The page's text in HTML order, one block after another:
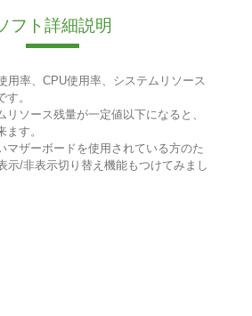
フト詳細説明
用率、CPU使用率、システムリソース
。
リソース残量が一定値以下になると、
す。
マザーボードを使用されている方のた
示/非表示切り替え機能もつけてみまし